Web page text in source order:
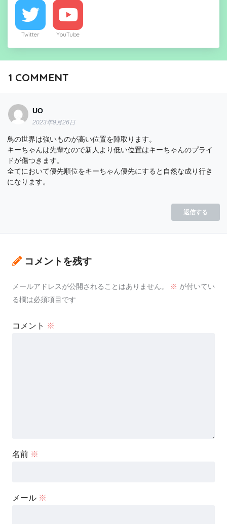
Twitter YouTube
1 COMMENT
UO
2023年9月26日
鳥の世界は強いものが高い位置を陣取ります。
キーちゃんは先輩なので新人より低い位置はキーちゃんのプライ
ドが傷つきます。
全てにおいて優先順位をキーちゃん優先にすると自然な成り行き
になります。
返信する
コメントを残す
メールアドレスが公開されることはありません。 ※ が付いてい
る欄は必須項目です
コメント ※
名前 ※
メール ※